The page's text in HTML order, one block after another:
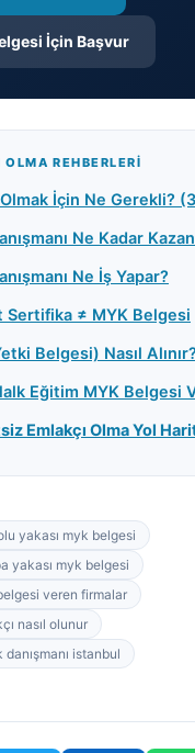
İçin Başvur
REHBERLERI
Olmak İçin Ne Gerekli?
Ne Kadar
Ne İş Yapar?
Sertifika ≠ MYK Belgesi
Belgesi) Nasıl Alınır?
Eğitim MYK Belgesi
Emlakçı Olma Yol
yakası myk belgesi
yakası myk belgesi
veren firmalar
nasıl olunur
istanbul